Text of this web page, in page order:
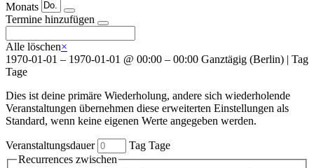
Monats
Termine hinzufügen
Alle löschen×
1970-01-01 – 1970-01-01 @ 00:00 – 00:00 Ganztägig (Berlin) | Tag
Tage
Dies ist deine primäre Wiederholung, andere sich wiederholende
Veranstaltungen übernehmen diese erweiterten Einstellungen als
Standard, wenn keine eigenen Werte angegeben werden.
Veranstaltungsdauer Tag Tage
Recurrences zwischen